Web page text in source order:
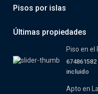
Pisos por islas
Últimas propiedades
Piso en el
incluido
Apto en